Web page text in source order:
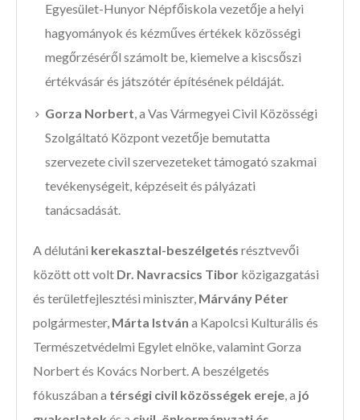
Egyesület-Hunyor Népfőiskola vezetője a helyi
hagyományok és kézműves értékek közösségi
megőrzéséről számolt be, kiemelve a kiscsőszi
értékvásár és játszótér építésének példáját.
Gorza Norbert, a Vas Vármegyei Civil Közösségi
Szolgáltató Központ vezetője bemutatta
szervezete civil szervezeteket támogató szakmai
tevékenységeit, képzéseit és pályázati
tanácsadását.
A délutáni kerekasztal-beszélgetés résztvevői
között ott volt Dr. Navracsics Tibor közigazgatási
és területfejlesztési miniszter, Márvány Péter
polgármester, Márta István a Kapolcsi Kulturális és
Természetvédelmi Egylet elnöke, valamint Gorza
Norbert és Kovács Norbert. A beszélgetés
fókuszában a térségi civil közösségek ereje, a jó